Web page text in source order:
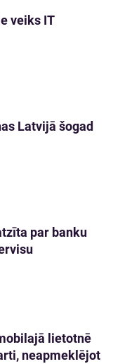
veiks IT
Latvijā šogad
par banku
lietotnē
neapmeklējot